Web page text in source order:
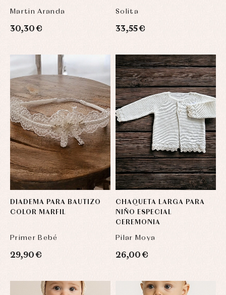
Martin Aranda
30,30 €
Solita
33,55 €
DIADEMA PARA BAUTIZO
COLOR MARFIL
Primer Bebé
29,90 €
CHAQUETA LARGA PARA
NIÑO ESPECIAL
CEREMONIA
Pilar Moya
26,00 €